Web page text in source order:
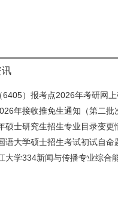
讯
6405）报考点2026年考研网
年接收推免生通知（第二批
硕士研究生招生专业目录变更
语大学硕士招生考试初试自命
大学334新闻与传播专业综合